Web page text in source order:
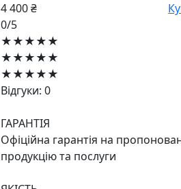
4 400 ₴
0/5
★★★★★
★★★★★
★★★★★
Відгуки: 0
ГАРАНТІЯ
Офіційна гарантія на
продукцію та послуги